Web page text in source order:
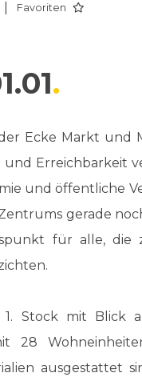
Favoriten
Ecke Markt und
Erreichbarkeit
und öffentliche
gerade
für alle, die
1. Stock mit Blick
28
ausgestattet